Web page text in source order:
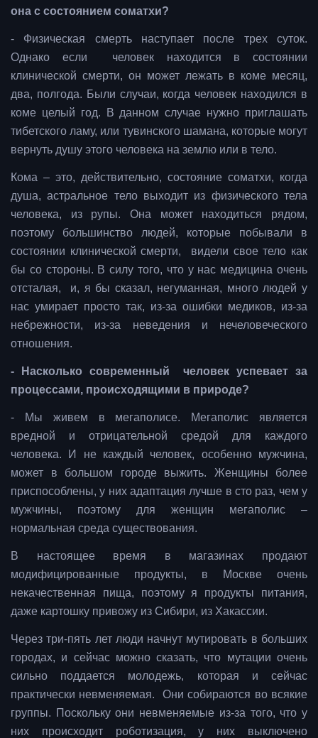
она с состоянием соматхи?
- Физическая смерть наступает после трех суток.
Однако если человек находится в состоянии
клинической смерти, он может лежать в коме месяц,
два, полгода. Были случаи, когда человек находился в
коме целый год. В данном случае нужно приглашать
тибетского ламу, или тувинского шамана, которые могут
вернуть душу этого человека на землю или в тело.
Кома – это, действительно, состояние соматхи, когда
душа, астральное тело выходит из физического тела
человека, из рупы. Она может находиться рядом,
поэтому большинство людей, которые побывали в
состоянии клинической смерти, видели свое тело как
бы со стороны. В силу того, что у нас медицина очень
отсталая, и, я бы сказал, негуманная, много людей у
нас умирает просто так, из-за ошибки медиков, из-за
небрежности, из-за неведения и нечеловеческого
отношения.
- Насколько современный человек успевает за
процессами, происходящими в природе?
- Мы живем в мегаполисе. Мегаполис является
вредной и отрицательной средой для каждого
человека. И не каждый человек, особенно мужчина,
может в большом городе выжить. Женщины более
приспособлены, у них адаптация лучше в сто раз, чем у
мужчины, поэтому для женщин мегаполис –
нормальная среда существования.
В настоящее время в магазинах продают
модифицированные продукты, в Москве очень
некачественная пища, поэтому я продукты питания,
даже картошку привожу из Сибири, из Хакассии.
Через три-пять лет люди начнут мутировать в больших
городах, и сейчас можно сказать, что мутации очень
сильно поддается молодежь, которая и сейчас
практически невменяемая. Они собираются во всякие
группы. Поскольку они невменяемые из-за того, что у
них происходит роботизация, у них выключено